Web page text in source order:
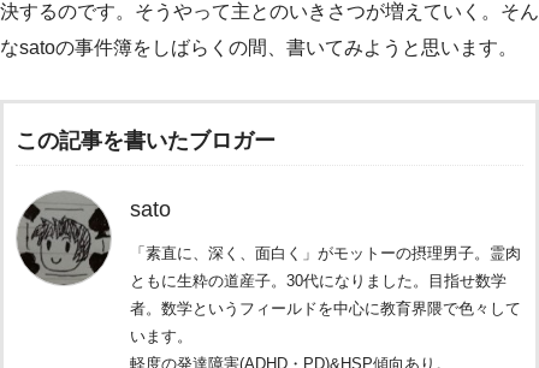
決するのです。そうやって主とのいきさつが増えていく。そん
なsatoの事件簿をしばらくの間、書いてみようと思います。
この記事を書いたブロガー
sato
「素直に、深く、面白く」がモットーの摂理男子。霊肉
ともに生粋の道産子。30代になりました。目指せ数学
者。数学というフィールドを中心に教育界隈で色々して
います。
軽度の発達障害(ADHD・PD)&HSP傾向あり。